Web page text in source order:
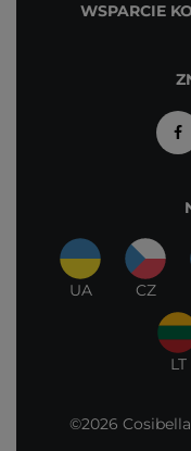
WSPARCIE
UA CZ
LT
©2026